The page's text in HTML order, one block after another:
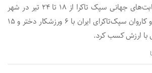
سی و ششمین دوره رقابت‌های جهانی سپک تاکرا از ۱۸ تا ۲۴ تیر در شهر
کورات تایلند برگزار شد و کاروان سپک‌تاکرای ایران با ۶ ورزشکار دختر و ١۵
با ارزش کسب کرد.